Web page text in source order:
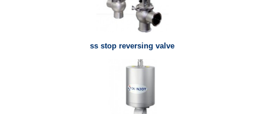
ss stop reversing valve